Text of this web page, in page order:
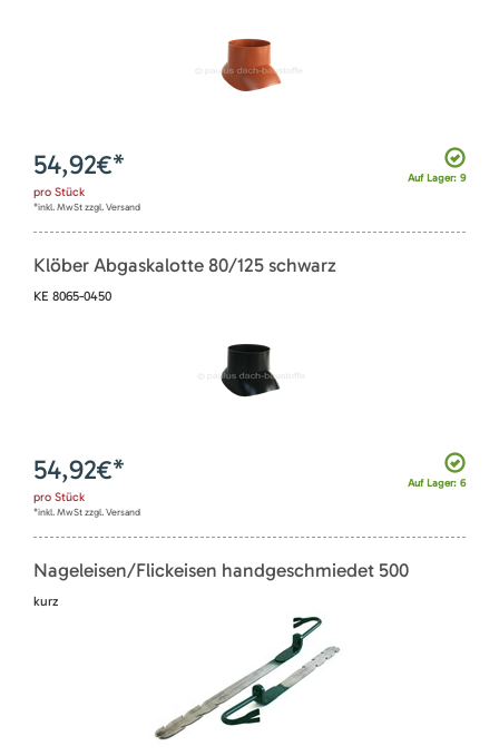
Auf Lager: 9
54,92€*
pro Stück
*inkl. MwSt zzgl. Versand
Klöber Abgaskalotte 80/125 schwarz
KE 8065-0450
Auf Lager: 6
54,92€*
pro Stück
*inkl. MwSt zzgl. Versand
Nageleisen/Flickeisen handgeschmiedet 500
kurz